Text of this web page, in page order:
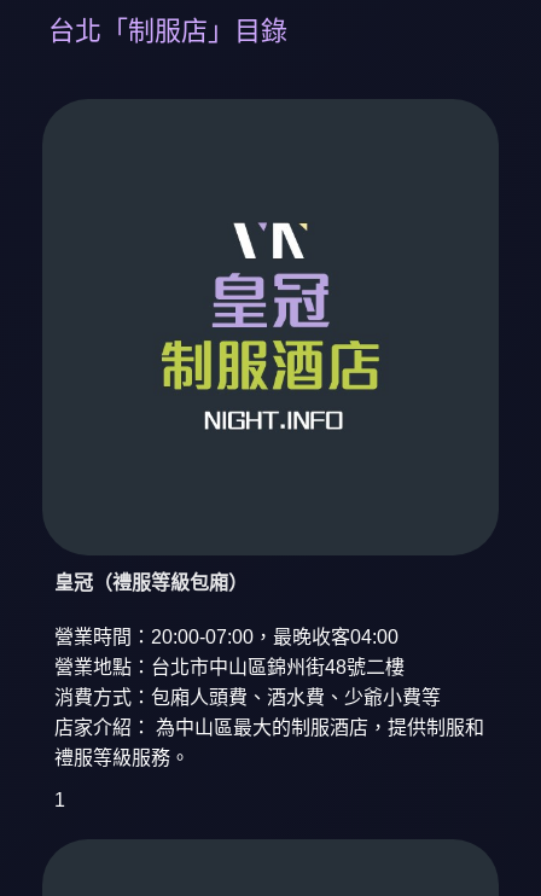
台北「制服店」目錄
皇冠（禮服等級包廂）
營業時間：20:00-07:00，最晚收客04:00
營業地點：台北市中山區錦州街48號二樓
消費方式：包廂人頭費、酒水費、少爺小費等
店家介紹： 為中山區最大的制服酒店，提供制服和
禮服等級服務。
1